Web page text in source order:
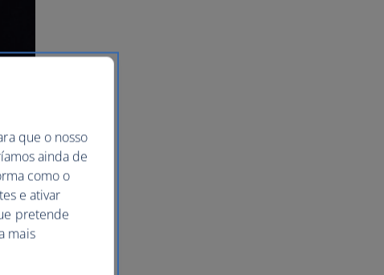
que o nosso
ainda de
como o
e ativar
pretende
mais